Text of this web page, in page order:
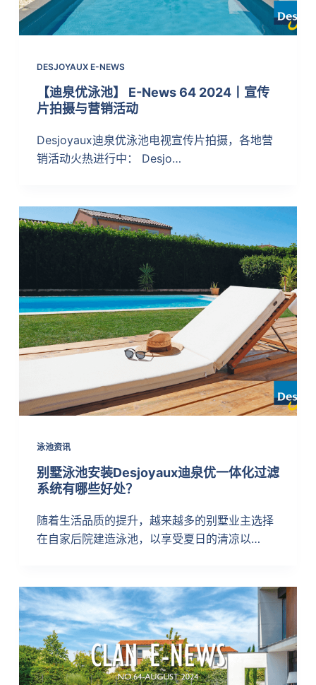
DESJOYAUX E-NEWS
【迪泉优泳池】 E-News 64 2024丨宣传
片拍摄与营销活动
Desjoyaux迪泉优泳池电视宣传片拍摄，各地营
销活动火热进行中： Desjo…
泳池资讯
别墅泳池安装Desjoyaux迪泉优一体化过滤
系统有哪些好处？
随着生活品质的提升，越来越多的别墅业主选择
在自家后院建造泳池，以享受夏日的清凉以…